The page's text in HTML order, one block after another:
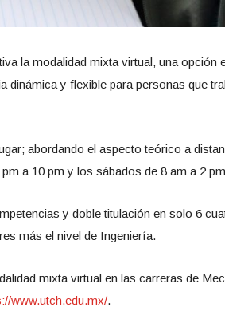
la modalidad mixta virtual, una opción
y flexible para personas que
abordando el aspecto teórico a
a 10 pm y los sábados de 8 am a 2
y doble titulación en solo 6
más el nivel de Ingeniería.
mixta virtual en las carreras de
www.utch.edu.mx/.